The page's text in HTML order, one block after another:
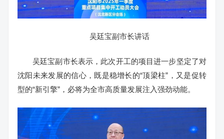
吴廷宝副市长讲话
吴廷宝副市长表示，此次开工的项目进一步坚定了对
沈阳未来发展的信心，既是稳增长的“顶梁柱”，又是促转
型的“新引擎”，必将为全市高质量发展注入强劲动能。